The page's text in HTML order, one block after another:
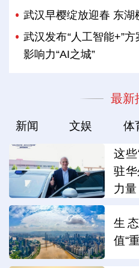
武汉早樱绽放迎春 东湖
武汉发布“人工智能+”
影响力“AI之城”
最新
新闻 文娱 体
这些
驻
力量
生
值“